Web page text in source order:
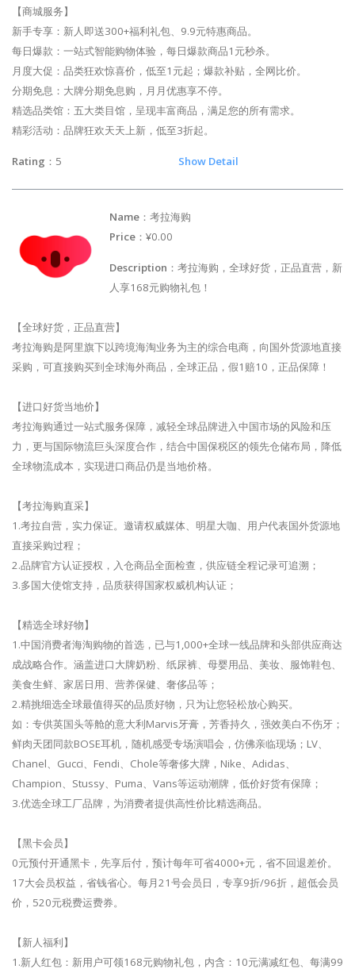
【商城服务】
新手专享：新人即送300+福利礼包、9.9元特惠商品。
每日爆款：一站式智能购物体验，每日爆款商品1元秒杀。
月度大促：品类狂欢惊喜价，低至1元起；爆款补贴，全网比价。
分期免息：大牌分期免息购，月月优惠享不停。
精选品类馆：五大类目馆，呈现丰富商品，满足您的所有需求。
精彩活动：品牌狂欢天天上新，低至3折起。
Rating ：5 Show Detail
Name ：考拉海购
Price ：¥0.00
Description ：考拉海购，全球好货，正品直营，新
人享168元购物礼包！
【全球好货，正品直营】
考拉海购是阿里旗下以跨境海淘业务为主的综合电商，向国外货源地直接
采购，可直接购买到全球海外商品，全球正品，假1赔10，正品保障！
【进口好货当地价】
考拉海购通过一站式服务保障，减轻全球品牌进入中国市场的风险和压
力，更与国际物流巨头深度合作，结合中国保税区的领先仓储布局，降低
全球物流成本，实现进口商品仍是当地价格。
【考拉海购直采】
1.考拉自营，实力保证。邀请权威媒体、明星大咖、用户代表国外货源地
直接采购过程；
2.品牌官方认证授权，入仓商品全面检查，供应链全程记录可追溯；
3.多国大使馆支持，品质获得国家权威机构认证；
【精选全球好物】
1.中国消费者海淘购物的首选，已与1,000+全球一线品牌和头部供应商达
成战略合作。涵盖进口大牌奶粉、纸尿裤、母婴用品、美妆、服饰鞋包、
美食生鲜、家居日用、营养保健、奢侈品等；
2.精挑细选全球最值得买的品质好物，只为让您轻松放心购买。
如：专供英国头等舱的意大利Marvis牙膏，芳香持久，强效美白不伤牙；
鲜肉天团同款BOSE耳机，随机感受专场演唱会，仿佛亲临现场；LV、
Chanel、Gucci、Fendi、Chole等奢侈大牌，Nike、Adidas、
Champion、Stussy、Puma、Vans等运动潮牌，低价好货有保障；
3.优选全球工厂品牌，为消费者提供高性价比精选商品。
【黑卡会员】
0元预付开通黑卡，先享后付，预计每年可省4000+元，省不回退差价。
17大会员权益，省钱省心。每月21号会员日，专享9折/96折，超低会员
价，520元税费运费券。
【新人福利】
1.新人红包：新用户可领168元购物礼包，内含：10元满减红包、每满99